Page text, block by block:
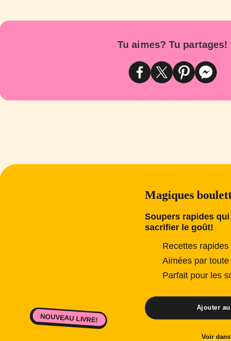
Tu aimes? Tu partages!
Magiques
Soupers rapides
sacrifier le goût!
Recettes rapides
Aimées par
Parfait pour les
Ajouter
Voir
NOUVEAU LIVRE!